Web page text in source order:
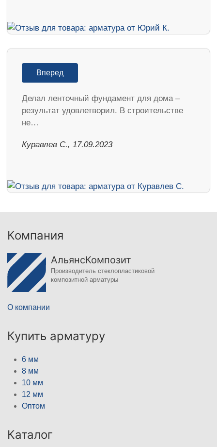
Вперед
Делал ленточный фундамент для дома –
результат удовлетворил. В строительстве
не…
Куравлев С., 17.09.2023
Компания
АльянсКомпозит
Производитель стеклопластиковой
композитной арматуры
О компании
Купить арматуру
6 мм
8 мм
10 мм
12 мм
Оптом
Каталог